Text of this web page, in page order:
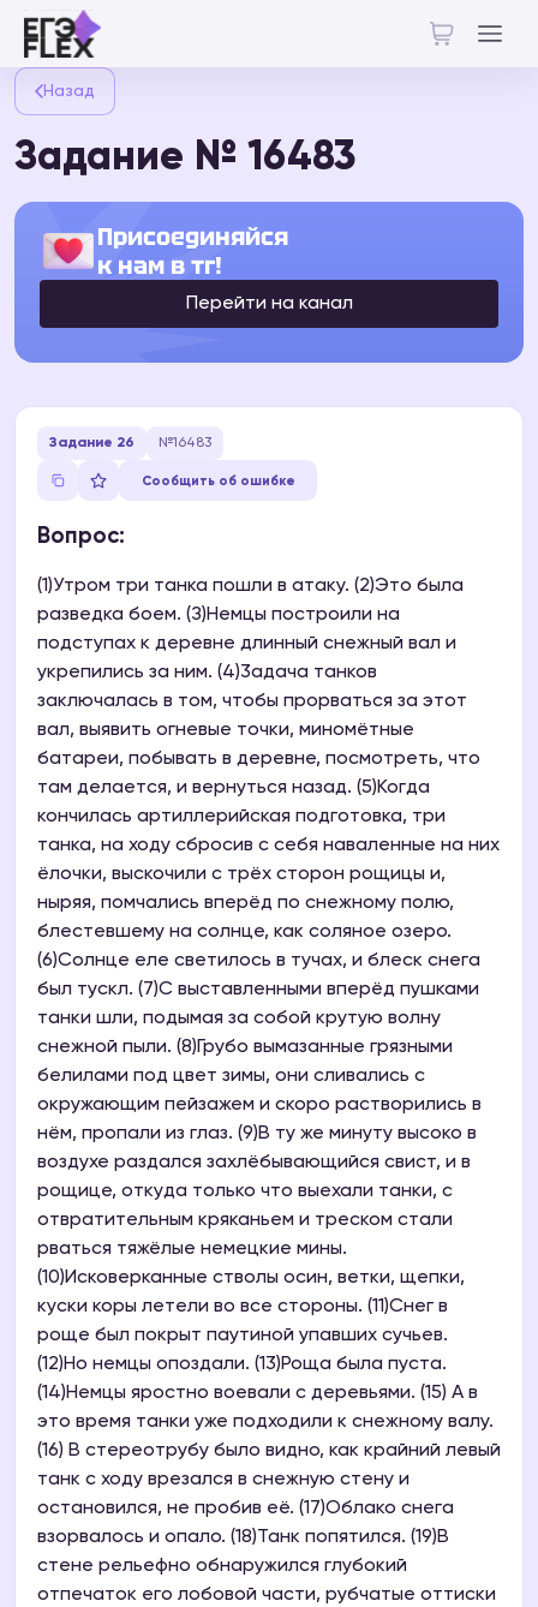
Назад
Задание № 16483
Присоединяйся
к нам в тг!
Перейти на канал
Задание 26 №16483
Сообщить об ошибке
Вопрос:
(1)Утром три танка пошли в атаку. (2)Это была
разведка боем. (З)Немцы построили на
подступах к деревне длинный снежный вал и
укрепились за ним. (4)3адача танков
заключалась в том, чтобы прорваться за этот
вал, выявить огневые точки, миномётные
батареи, побывать в деревне, посмотреть, что
там делается, и вернуться назад. (5)Когда
кончилась артиллерийская подготовка, три
танка, на ходу сбросив с себя наваленные на них
ёлочки, выскочили с трёх сторон рощицы и,
ныряя, помчались вперёд по снежному полю,
блестевшему на солнце, как соляное озеро.
(6)Солнце еле светилось в тучах, и блеск снега
был тускл. (7)С выставленными вперёд пушками
танки шли, подымая за собой крутую волну
снежной пыли. (8)Грубо вымазанные грязными
белилами под цвет зимы, они сливались с
окружающим пейзажем и скоро растворились в
нём, пропали из глаз. (9)В ту же минуту высоко в
воздухе раздался захлёбывающийся свист, и в
рощице, откуда только что выехали танки, с
отвратительным кряканьем и треском стали
рваться тяжёлые немецкие мины.
(10)Исковерканные стволы осин, ветки, щепки,
куски коры летели во все стороны. (11)Снег в
роще был покрыт паутиной упавших сучьев.
(12)Но немцы опоздали. (13)Роща была пуста.
(14)Немцы яростно воевали с деревьями. (15) А в
это время танки уже подходили к снежному валу.
(16) В стереотрубу было видно, как крайний левый
танк с ходу врезался в снежную стену и
остановился, не пробив её. (17)Облако снега
взорвалось и опало. (18)Танк попятился. (19)В
стене рельефно обнаружился глубокий
отпечаток его лобовой части, рубчатые оттиски